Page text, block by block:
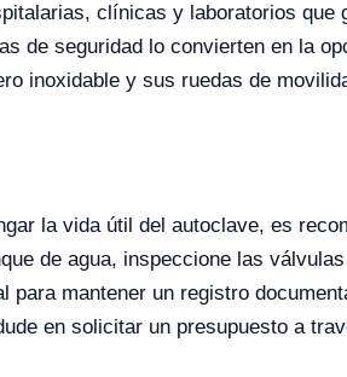
clínicas y laboratorios
de seguridad lo convierten en la
inoxidable y sus ruedas de
la vida útil del autoclave, es
de agua, inspeccione las
para mantener un registro
en solicitar un presupuesto a